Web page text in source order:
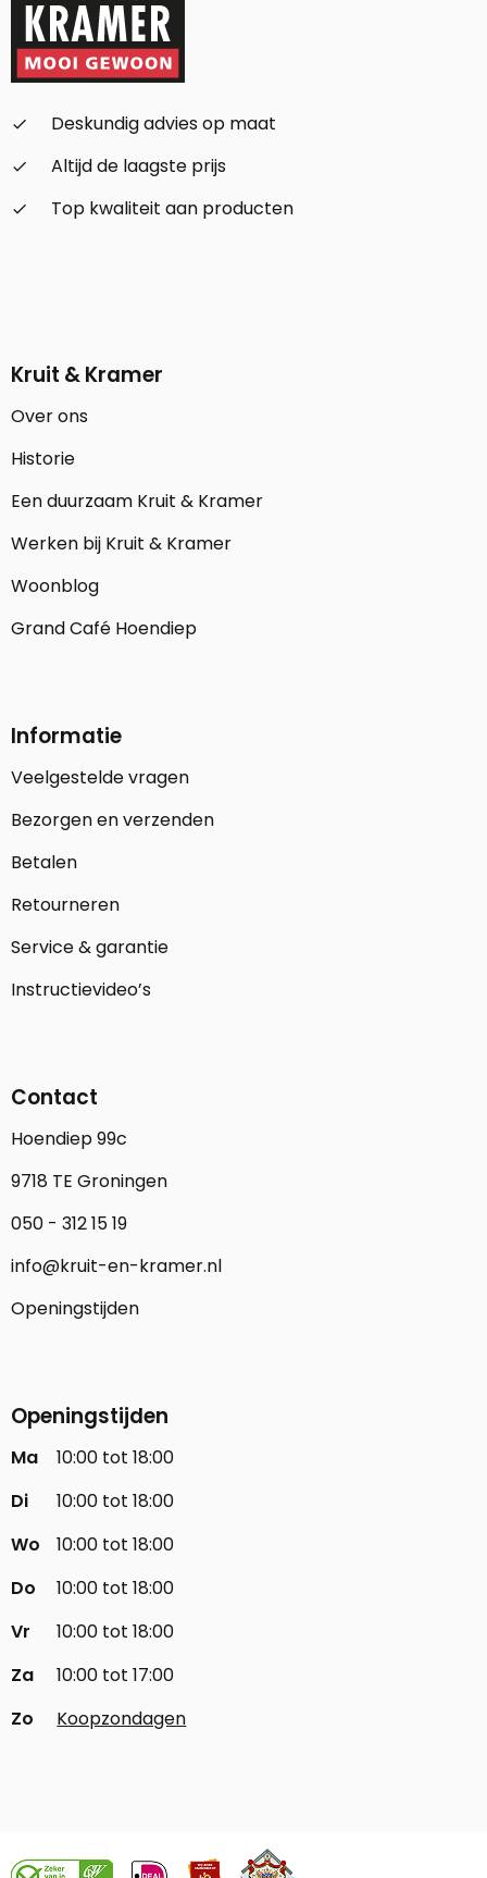
check_small
Deskundig advies op maat
check_small
Altijd de laagste prijs
check_small
Top kwaliteit aan producten
Kruit & Kramer
Over ons
Historie
Een duurzaam Kruit & Kramer
Werken bij Kruit & Kramer
Woonblog
Grand Café Hoendiep
Informatie
Veelgestelde vragen
Bezorgen en verzenden
Betalen
Retourneren
Service & garantie
Instructievideo’s
Contact
Hoendiep 99c
9718 TE Groningen
050 - 312 15 19
info@kruit-en-kramer.nl
Openingstijden
Openingstijden
Ma
10:00 tot 18:00
Di
10:00 tot 18:00
Wo
10:00 tot 18:00
Do
10:00 tot 18:00
Vr
10:00 tot 18:00
Za
10:00 tot 17:00
Zo
Koopzondagen